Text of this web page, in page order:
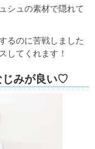
シュの素材で隠れて
るのに苦戦しました
してくれます！
じみが良い♡